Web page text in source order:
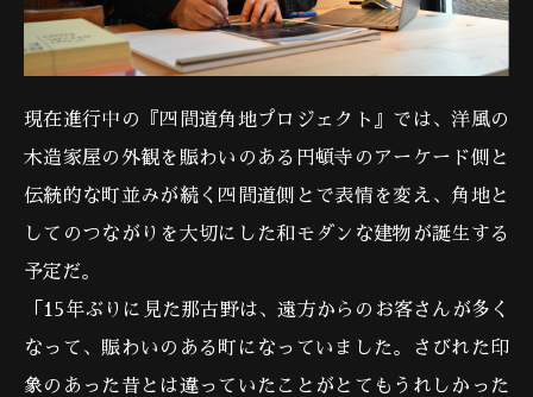
現在進行中の『四間道角地プロジェクト』では、洋風の
木造家屋の外観を賑わいのある円頓寺のアーケード側と
伝統的な町並みが続く四間道側とで表情を変え、角地と
してのつながりを大切にした和モダンな建物が誕生する
予定だ。
「15年ぶりに見た那古野は、遠方からのお客さんが多く
なって、賑わいのある町になっていました。さびれた印
象のあった昔とは違っていたことがとてもうれしかった